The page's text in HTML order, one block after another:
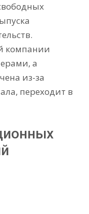
компании
а
из-за
переходит в